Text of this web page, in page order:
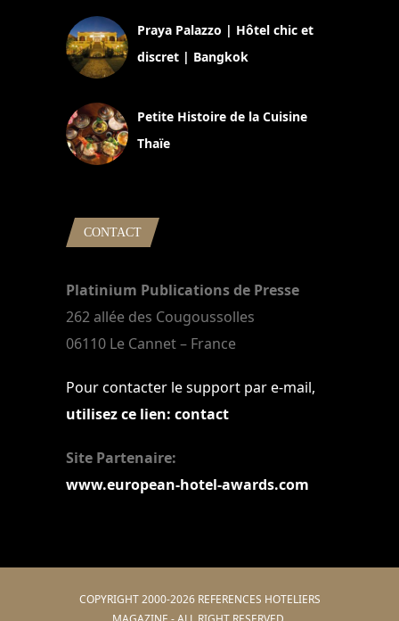
Praya Palazzo | Hôtel chic et
discret | Bangkok
Petite Histoire de la Cuisine
Thaïe
CONTACT
Platinium Publications de Presse
262 allée des Cougoussolles
06110 Le Cannet – France
Pour contacter le support par e-mail,
utilisez ce lien: contact
Site Partenaire:
www.european-hotel-awards.com
COPYRIGHT 2000-2026 REFERENCES HOTELIERS